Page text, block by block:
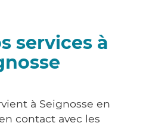
services à
à Seignosse en
contact avec les